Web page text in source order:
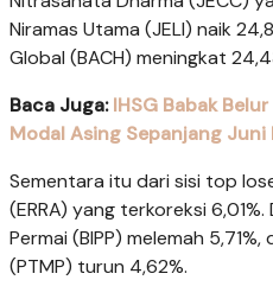
Niramas Utama (JELI) naik
Global (BACH) meningkat
Baca Juga:IHSG Babak
Modal Asing Sepanjang Juni
Sementara itu dari sisi top
(ERRA) yang terkoreksi
Permai (BIPP) melemah
(PTMP) turun 4,62%.